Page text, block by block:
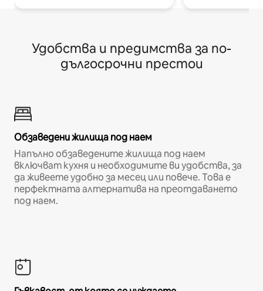
Удобства и предимства за по-
дългосрочни престои
Обзаведени жилища под наем
Напълно обзаведените жилища под наем
включват кухня и необходимите ви удобства, за
да живеете удобно за месец или повече. Това е
перфектната алтернатива на преотдаването
под наем.